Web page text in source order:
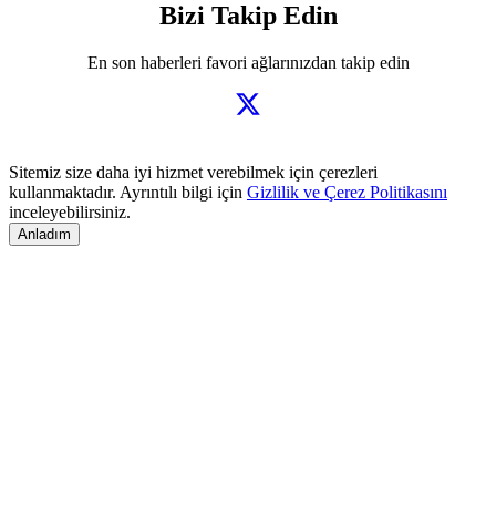
Bizi Takip Edin
En son haberleri favori ağlarınızdan takip edin
Sitemiz size daha iyi hizmet verebilmek için çerezleri
kullanmaktadır. Ayrıntılı bilgi için Gizlilik ve Çerez Politikasını
inceleyebilirsiniz.
Anladım